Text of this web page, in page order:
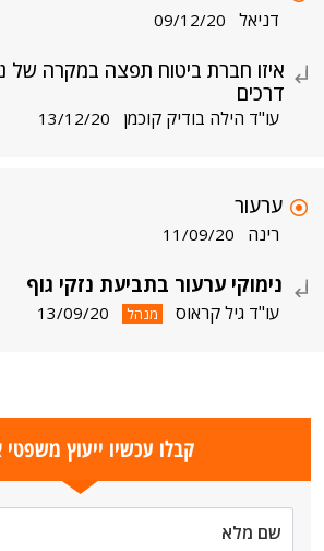
דניאל 09/12/20
איזו חברת ביטוח תפצה במקרה של
דרכים
עו"ד הילה בודיק קוכמן 13/12/20
ערעור
רינה 11/09/20
נימוקי ערעור בתביעת נזקי גוף
עו"ד גיל קראוס מנהל 13/09/20
קבלו עכשיו ייעוץ משפטי